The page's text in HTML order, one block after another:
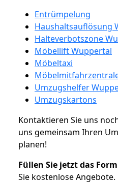
Entrümpelung
Haushaltsauflösung
Halteverbotszone
Möbellift Wuppertal
Möbeltaxi
Umzugshelfer
Umzugskartons
Kontaktieren Sie uns
uns gemeinsam Ihren
planen!
Füllen Sie jetzt das
Sie kostenlose Angebote.